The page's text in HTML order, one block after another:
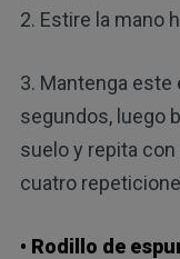
2. Estire la mano
3. Mantenga
segundos, luego
suelo y repita con
cuatro
• Rodillo de